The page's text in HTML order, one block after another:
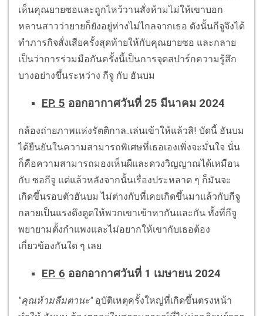
เห็นคุณยายซอและถูกไหว้วานสั่งห้ามไม่ให้เขาบอก
หลานสาวว่ายายก็ยังอยู่ห่างไม่ไกลจากเธอ ดังนั้นกีจูจึงได้
ทำภารกิจสั่งเสียครั้งสุดท้ายให้กับคุณยายซอ และกลาย
เป็นว่าการร่วมมือกันครั้งนี้เป็นการจุดสปาร์กความรู้สึก
บางอย่างขึ้นระหว่าง กีจู กับ ฮันบม
EP. 5 ออกอากาศวันที่ 25 มีนาคม 2024
กล้องถ่ายภาพแห่งรัตติกาล..เล่นเข้าให้แล้วสิ! บัดนี้ ฮันบม
ได้ยืนยันในความสามารถพิเศษที่เธอเองเพิ่งจะมั่นใจ นั่น
ก็คือความสามารถมองเห็นผีและดวงวิญญาณได้เหมือน
กับ ซอกีจู แต่แล้วหลังจากนั้นเรื่องประหลาด ๆ ก็มันจะ
เกิดขึ้นรอบตัวฮันบม ไม่ต่างกับที่เคยเกิดขึ้นมาแล้วกับกีจู
กลายเป็นแรงดึงดูดให้พวกเขาเข้าหากันและกัน ทั้งที่กีจู
พยายามตั้งกำแพงและไม่อยากให้เขากับเธอต้อง
เกี่ยวข้องกันใด ๆ เลย
EP. 6 ออกอากาศวันที่ 1 เมษายน 2024
"คุณห้ามลืมตานะ"อุบัติเหตุครั้งใหญ่ที่เกิดขึ้นตรงหน้า